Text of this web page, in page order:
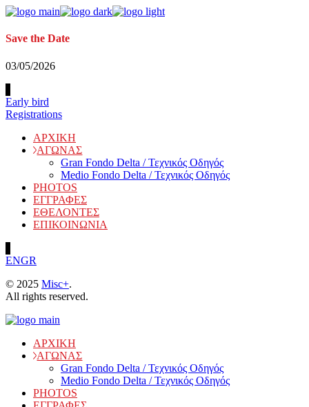
Skip
the
Save the Date
03/05/2026
Early bird
Registrations
ΑΡΧΙΚΗ
ΑΓΩΝΑΣ
Gran Fondo Delta / Τεχνικός Οδηγός
Medio Fondo Delta / Τεχνικός Οδηγός
PHOTOS
ΕΓΓΡΑΦΕΣ
ΕΘΕΛΟΝΤΕΣ
ΕΠΙΚΟΙΝΩΝΙΑ
ENGR
© 2025 Misc+.
All rights reserved.
ΑΡΧΙΚΗ
ΑΓΩΝΑΣ
Gran Fondo Delta / Τεχνικός Οδηγός
Medio Fondo Delta / Τεχνικός Οδηγός
PHOTOS